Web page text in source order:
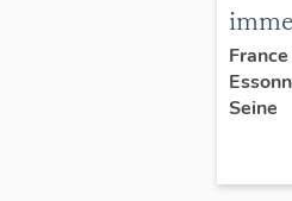
France
Seine